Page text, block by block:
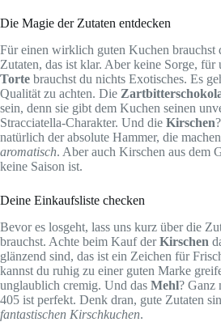
Die Magie der Zutaten entdecken
Für einen wirklich guten Kuchen brauchst
Zutaten, das ist klar. Aber keine Sorge, für
Torte brauchst du nichts Exotisches. Es
Qualität zu achten. Die
sein, denn sie gibt dem Kuchen seinen
Stracciatella-Charakter. Und die Kirschen
natürlich der absolute Hammer, die
aromatisch. Aber auch Kirschen aus dem
keine Saison ist.
Deine Einkaufsliste checken
Bevor es losgeht, lass uns kurz über die
brauchst. Achte beim Kauf derKirschen
glänzend sind, das ist ein Zeichen für
kannst du ruhig zu einer guten Marke
unglaublich cremig. Und das Mehl? Ganz
405 ist perfekt. Denk dran, gute Zutaten
fantastischen Kirschkuchen.